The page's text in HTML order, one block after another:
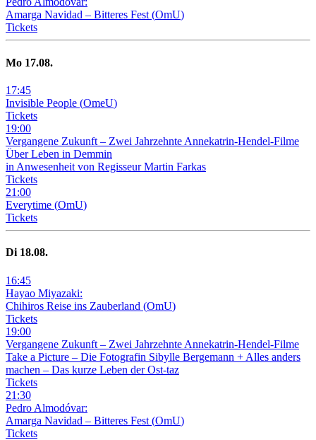
Amarga Navidad – Bitteres Fest(OmU)
Tickets
Mo 17.08.
17:45
Invisible People (OmeU)
Tickets
19:00
Vergangene Zukunft – Zwei Jahrzehnte Annekatrin-Hendel-Filme
Über Leben in Demmin
in Anwesenheit von Regisseur Martin Farkas
Tickets
21 :00
Everytime (OmU)
Tickets
Di 18.08.
16:45
Hayao Miyazaki:
Chihiros Reise ins Zauberland (OmU)
Tickets
19:00
Vergangene Zukunft – Zwei Jahrzehnte Annekatrin-Hendel-Filme
Take a Picture – Die Fotografin Sibylle Bergemann + Alles anders
machen – Das kurze Leben der Ost-taz
Tickets
21 :30
Pedro Almodóvar:
Amarga Navidad – Bitteres Fest (OmU)
Tickets